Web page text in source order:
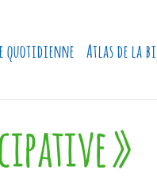
quotidienne Atlas de la
»